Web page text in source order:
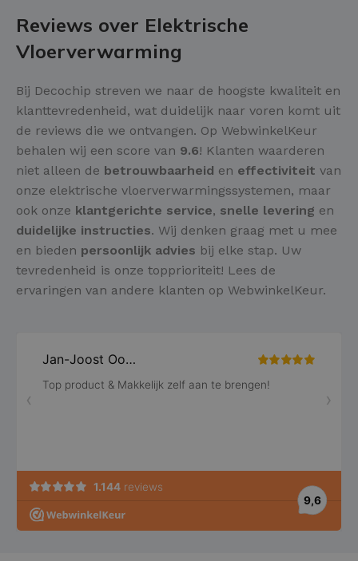
Reviews over Elektrische
Vloerverwarming
Bij Decochip streven we naar de hoogste kwaliteit en
klanttevredenheid, wat duidelijk naar voren komt uit
de reviews die we ontvangen. Op WebwinkelKeur
behalen wij een score van 9.6! Klanten waarderen
niet alleen de betrouwbaarheid en effectiviteit van
onze elektrische vloerverwarmingssystemen, maar
ook onze klantgerichte service, snelle levering en
duidelijke instructies. Wij denken graag met u mee
en bieden persoonlijk advies bij elke stap. Uw
tevredenheid is onze topprioriteit! Lees de
ervaringen van andere klanten op WebwinkelKeur.